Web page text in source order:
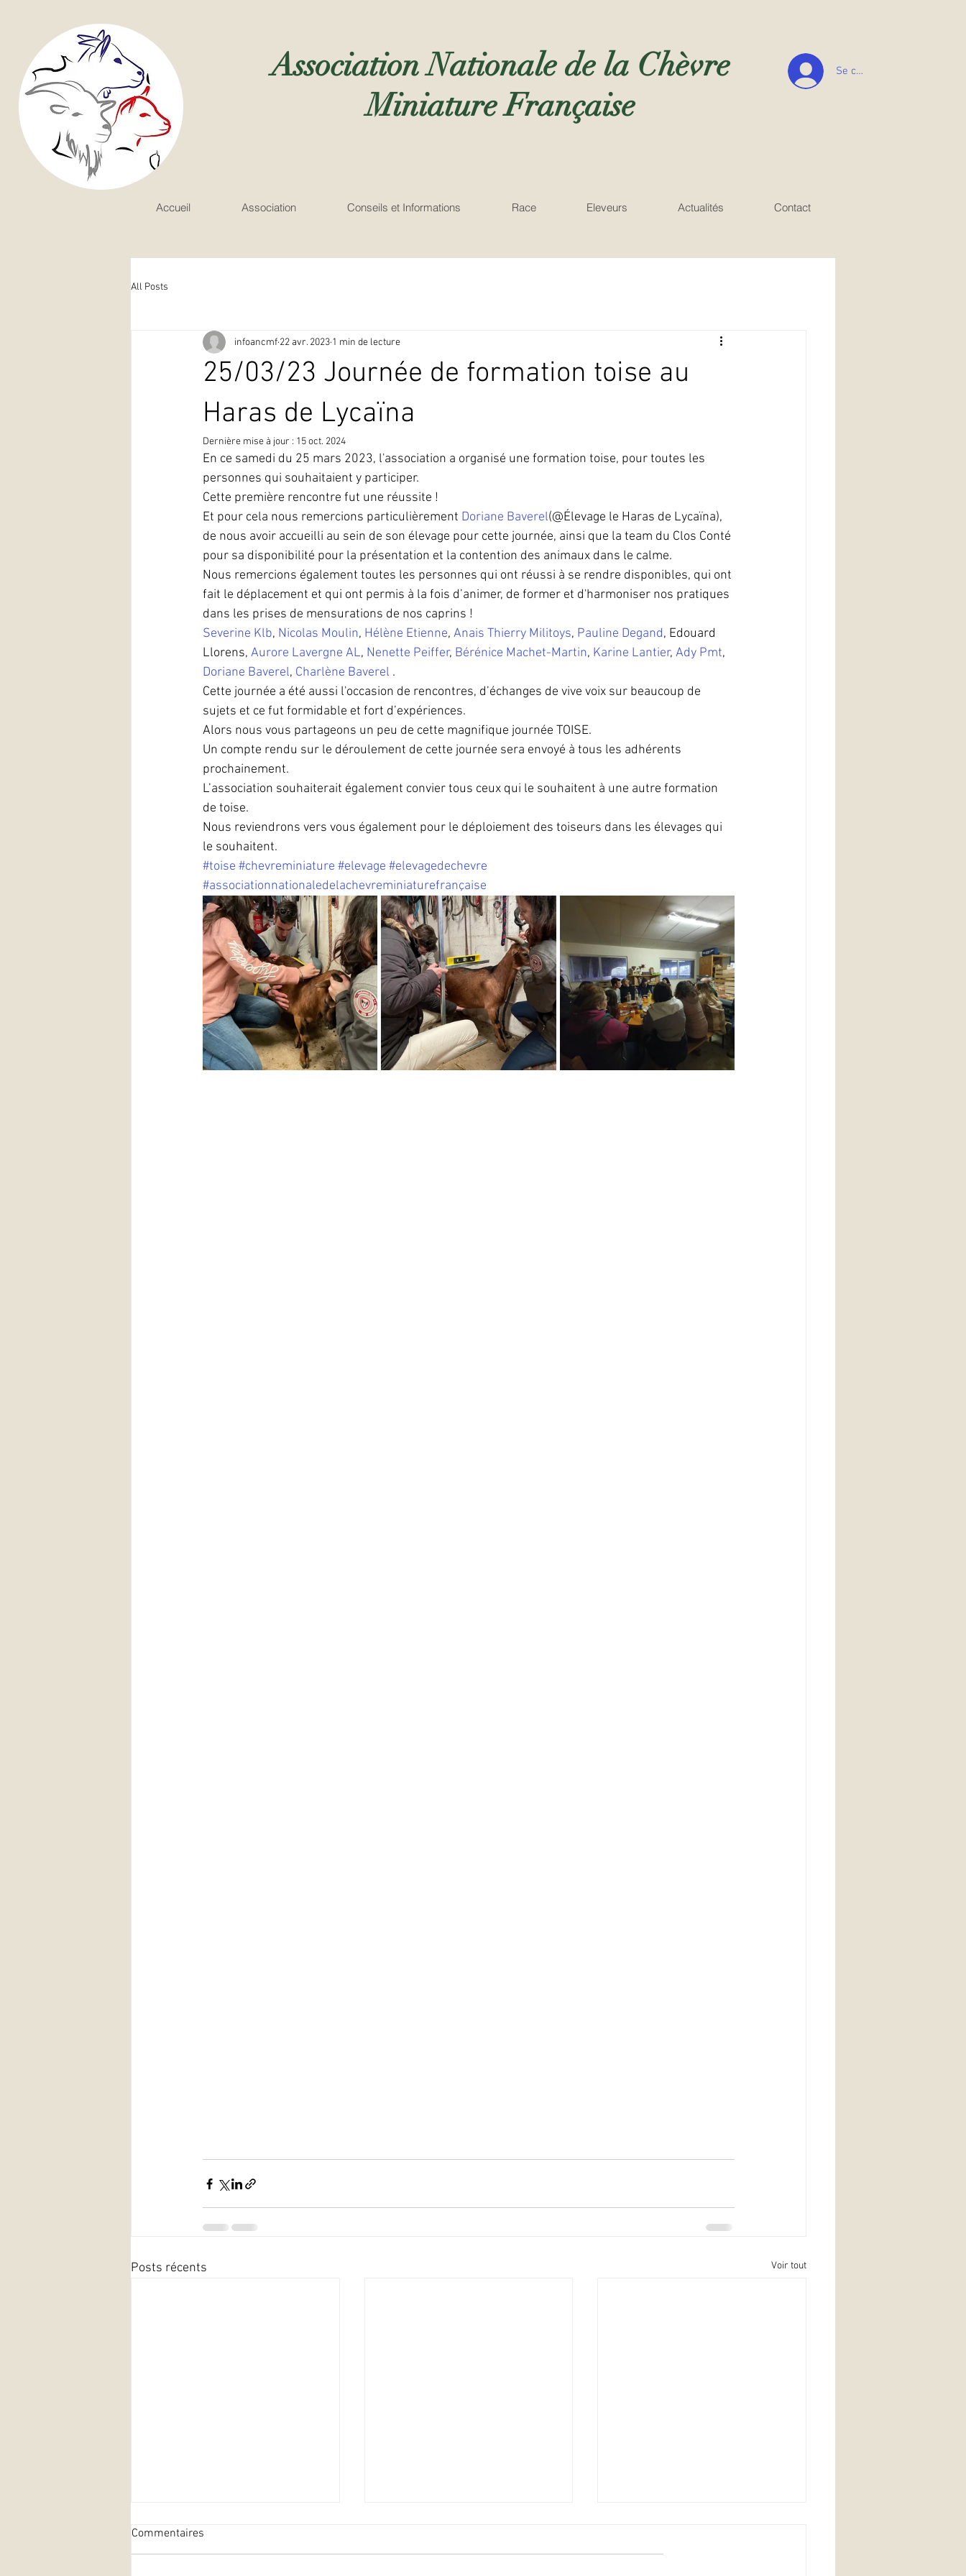
Association Nationale de la Chèvre
Miniature Française
Se connecter
Accueil Association Conseils et Informations Race Eleveurs Actualités Contact
All Posts
25/03/23 Journée de formation toise au
Haras de Lycaïna
infoancmf 22 avr. 2023 1 min de lecture
Dernière mise à jour : 15 oct. 2024
En ce samedi du 25 mars 2023, l'association a organisé une formation toise, pour toutes les
personnes qui souhaitaient y participer.
Cette première rencontre fut une réussite !
Et pour cela nous remercions particulièrement Doriane Baverel(@Élevage le Haras de Lycaïna),
de nous avoir accueilli au sein de son élevage pour cette journée, ainsi que la team du Clos Conté
pour sa disponibilité pour la présentation et la contention des animaux dans le calme.
Nous remercions également toutes les personnes qui ont réussi à se rendre disponibles, qui ont
fait le déplacement et qui ont permis à la fois d’animer, de former et d'harmoniser nos pratiques
dans les prises de mensurations de nos caprins !
Severine Klb, Nicolas Moulin, Hélène Etienne, Anais Thierry Militoys, Pauline Degand, Edouard
Llorens, Aurore Lavergne AL, Nenette Peiffer, Bérénice Machet-Martin, Karine Lantier, Ady Pmt,
Doriane Baverel, Charlène Baverel .
Cette journée a été aussi l'occasion de rencontres, d’échanges de vive voix sur beaucoup de
sujets et ce fut formidable et fort d’expériences.
Alors nous vous partageons un peu de cette magnifique journée TOISE.
Un compte rendu sur le déroulement de cette journée sera envoyé à tous les adhérents
prochainement.
L’association souhaiterait également convier tous ceux qui le souhaitent à une autre formation
de toise.
Nous reviendrons vers vous également pour le déploiement des toiseurs dans les élevages qui
le souhaitent.
#toise #chevreminiature #elevage #elevagedechevre
#associationnationaledelachevreminiaturefrançaise
Posts récents Voir tout
Commentaires